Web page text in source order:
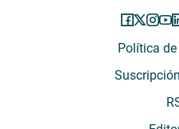
Política